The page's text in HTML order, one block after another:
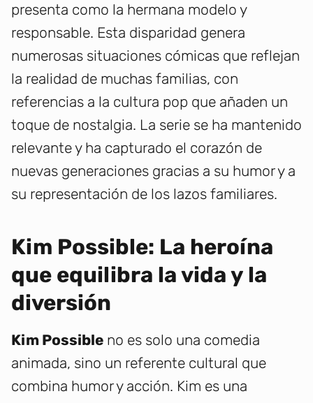
presenta como la hermana modelo y
responsable. Esta disparidad genera
numerosas situaciones cómicas que reflejan
la realidad de muchas familias, con
referencias a la cultura pop que añaden un
toque de nostalgia. La serie se ha mantenido
relevante y ha capturado el corazón de
nuevas generaciones gracias a su humor y a
su representación de los lazos familiares.
Kim Possible: La heroína
que equilibra la vida y la
diversión
Kim Possible no es solo una comedia
animada, sino un referente cultural que
combina humor y acción. Kim es una